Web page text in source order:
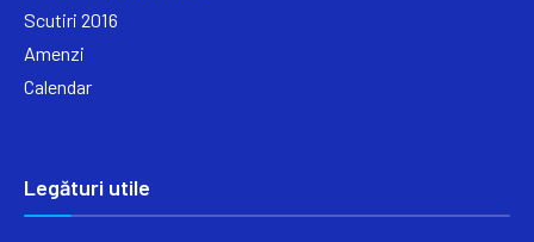
Scutiri 2016
Amenzi
Calendar
Legături utile